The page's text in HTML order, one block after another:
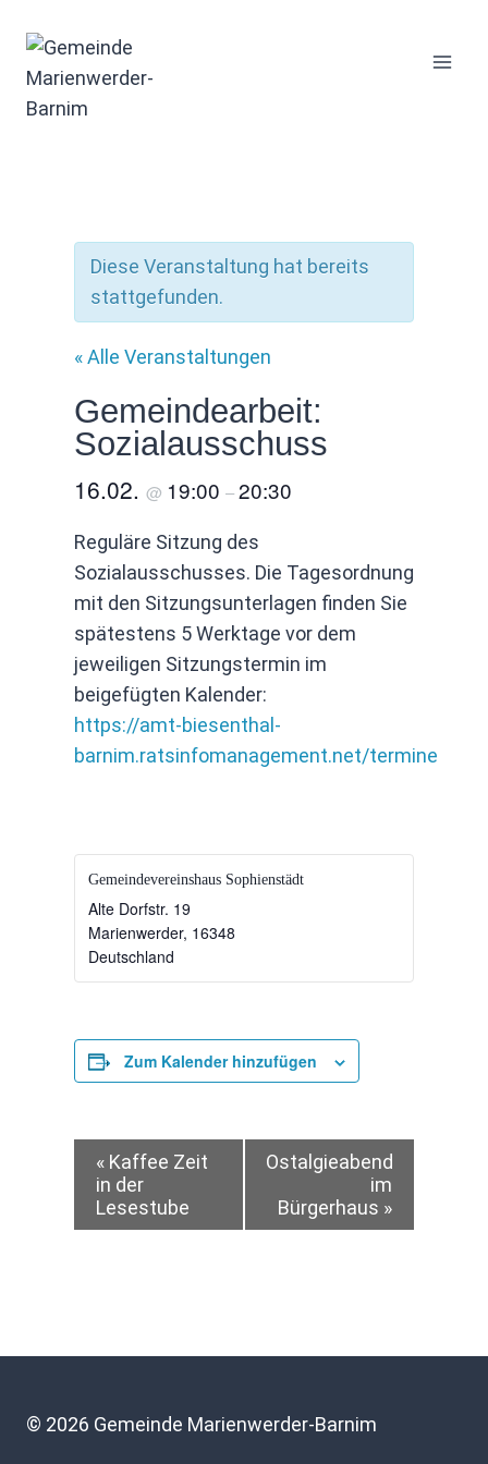
Inhalt
springen
Diese Veranstaltung hat bereits
stattgefunden.
« Alle Veranstaltungen
Gemeindearbeit:
Sozialausschuss
16.02. @ 19:00 –20:30
Reguläre Sitzung des
Sozialausschusses. Die Tagesordnung
mit den Sitzungsunterlagen finden Sie
spätestens 5 Werktage vor dem
jeweiligen Sitzungstermin im
beigefügten Kalender:
https://amt-biesenthal-
barnim.ratsinfomanagement.net/termine
Gemeindevereinshaus Sophienstädt
Alte Dorfstr. 19
Marienwerder, 16348
Deutschland
Zum Kalender hinzufügen
Veranstaltung-
Navigation
« Kaffee Zeit
in der
Lesestube
Ostalgieabend
im
Bürgerhaus »
© 2026 Gemeinde Marienwerder-Barnim